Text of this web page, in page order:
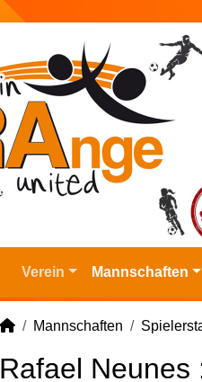
Verein Mannschaften
Mannschaften
Rafael Neunes